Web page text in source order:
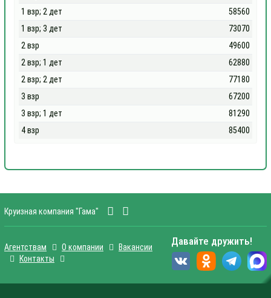
1 взр; 2 дет
58560
1 взр; 3 дет
73070
2 взр
49600
2 взр; 1 дет
62880
2 взр; 2 дет
77180
3 взр
67200
3 взр; 1 дет
81290
4 взр
85400
Круизная компания "Гама"
Агентствам О компании
Вакансии
Контакты
Давайте дружить!